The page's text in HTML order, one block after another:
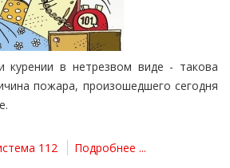
курении в нетрезвом виде - такова
пожара, произошедшего сегодня
112 Подробнее ...